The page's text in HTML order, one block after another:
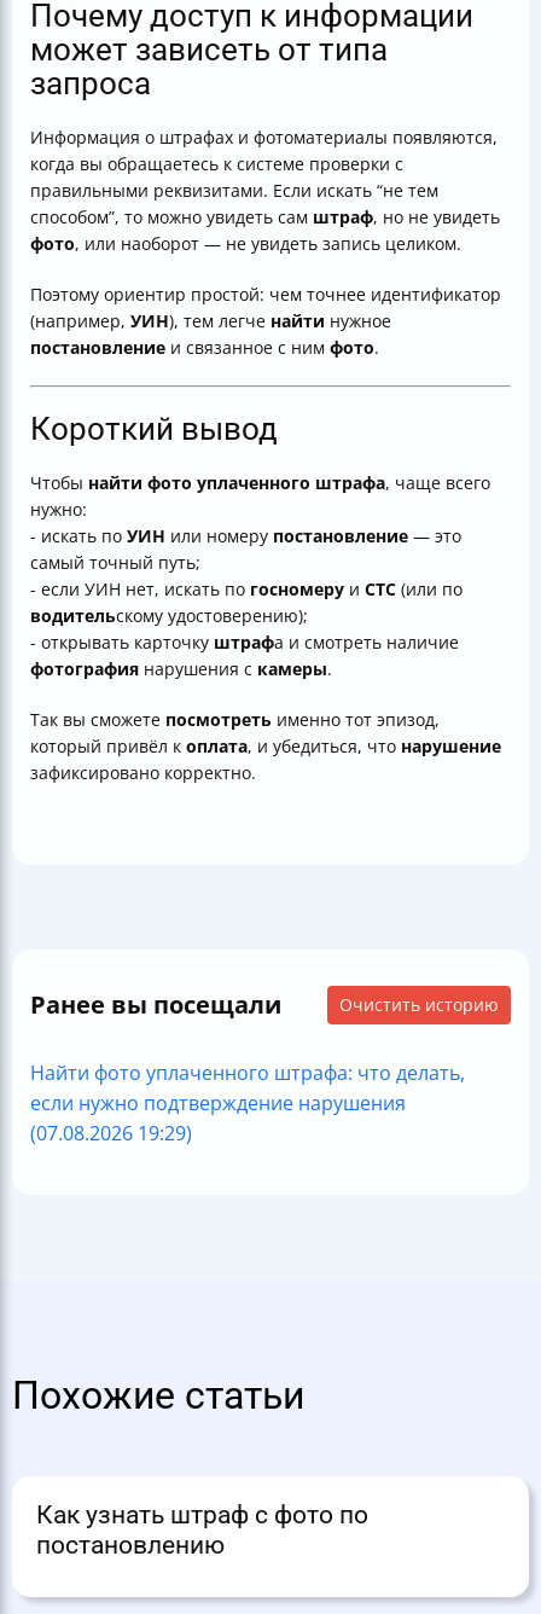
Почему доступ к информации
может зависеть от типа
запроса
Информация о штрафах и фотоматериалы появляются,
когда вы обращаетесь к системе проверки с
правильными реквизитами. Если искать “не тем
способом”, то можно увидеть сам штраф, но не увидеть
фото, или наоборот — не увидеть запись целиком.
Поэтому ориентир простой: чем точнее идентификатор
(например, УИН), тем легче найти нужное
постановление и связанное с ним фото.
Короткий вывод
Чтобы найти фото уплаченного штрафа, чаще всего
нужно:
- искать по УИН или номеру постановление — это
самый точный путь;
- если УИН нет, искать по госномеру и СТС (или по
водительскому удостоверению);
- открывать карточку штрафа и смотреть наличие
фотография нарушения с камеры.
Так вы сможете посмотреть именно тот эпизод,
который привёл к оплата, и убедиться, что нарушение
зафиксировано корректно.
Ранее вы посещали Очистить историю
Найти фото уплаченного штрафа: что делать,
если нужно подтверждение нарушения
(07.08.2026 19:29)
Похожие статьи
Как узнать штраф с фото по
постановлению